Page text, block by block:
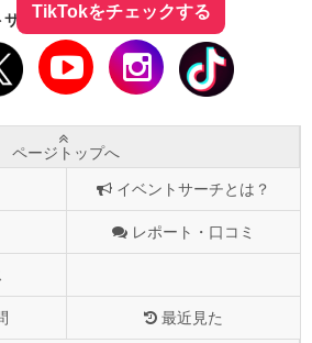
TikTokをチェックする
サーチをフォローしよう！
ページトップへ
イベントサーチとは？
レポート・口コミ
最近見た